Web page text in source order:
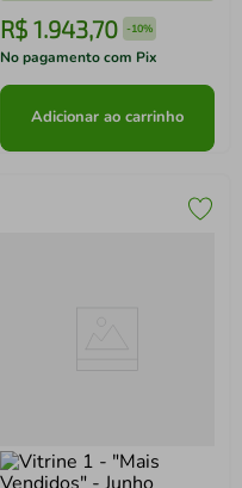
R$ 1.943,70 -10%
No pagamento com Pix
Adicionar ao carrinho